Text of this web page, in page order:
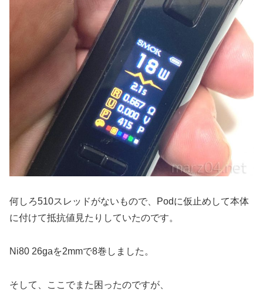
何しろ510スレッドがないもので、Podに仮止めして本体
に付けて抵抗値見たりしていたのです。
Ni80 26gaを2mmで8巻しました。
そして、ここでまた困ったのですが、